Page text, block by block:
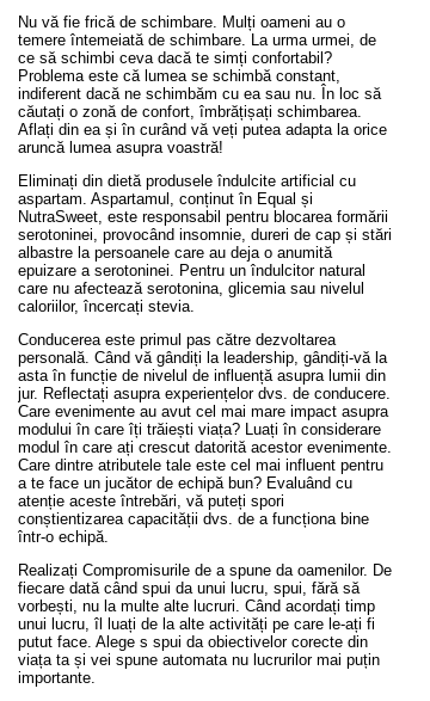
Nu vă fie frică de schimbare. Mulți oameni au o
temere întemeiată de schimbare. La urma urmei, de
ce să schimbi ceva dacă te simți confortabil?
Problema este că lumea se schimbă constant,
indiferent dacă ne schimbăm cu ea sau nu. În loc să
căutați o zonă de confort, îmbrățișați schimbarea.
Aflați din ea și în curând vă veți putea adapta la orice
aruncă lumea asupra voastră!
Eliminați din dietă produsele îndulcite artificial cu
aspartam. Aspartamul, conținut în Equal și
NutraSweet, este responsabil pentru blocarea formării
serotoninei, provocând insomnie, dureri de cap și stări
albastre la persoanele care au deja o anumită
epuizare a serotoninei. Pentru un îndulcitor natural
care nu afectează serotonina, glicemia sau nivelul
caloriilor, încercați stevia.
Conducerea este primul pas către dezvoltarea
personală. Când vă gândiți la leadership, gândiți-vă la
asta în funcție de nivelul de influență asupra lumii din
jur. Reflectați asupra experiențelor dvs. de conducere.
Care evenimente au avut cel mai mare impact asupra
modului în care îți trăiești viața? Luați în considerare
modul în care ați crescut datorită acestor evenimente.
Care dintre atributele tale este cel mai influent pentru
a te face un jucător de echipă bun? Evaluând cu
atenție aceste întrebări, vă puteți spori
conștientizarea capacității dvs. de a funcționa bine
într-o echipă.
Realizați Compromisurile de a spune da oamenilor. De
fiecare dată când spui da unui lucru, spui, fără să
vorbești, nu la multe alte lucruri. Când acordați timp
unui lucru, îl luați de la alte activități pe care le-ați fi
putut face. Alege s spui da obiectivelor corecte din
viața ta și vei spune automata nu lucrurilor mai puțin
importante.